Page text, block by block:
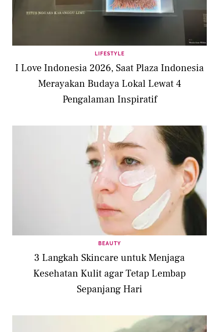
LIFESTYLE
I Love Indonesia 2026, Saat Plaza Indonesia
Merayakan Budaya Lokal Lewat 4
Pengalaman Inspiratif
BEAUTY
3 Langkah Skincare untuk Menjaga
Kesehatan Kulit agar Tetap Lembap
Sepanjang Hari